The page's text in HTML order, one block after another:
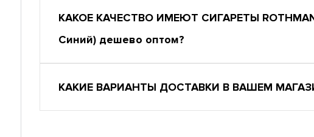
КАКОЕ КАЧЕСТВО ИМЕЮТ СИГАРЕТЫ
Синий) дешево оптом?
КАКИЕ ВАРИАНТЫ ДОСТАВКИ В ВАШЕМ